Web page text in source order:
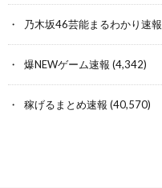
乃木坂46芸能まるわかり速報
爆NEWゲーム速報 (4,342)
稼げるまとめ速報 (40,570)